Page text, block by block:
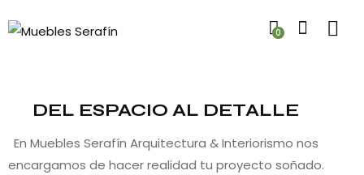
0
DEL ESPACIO AL DETALLE
En Muebles Serafín Arquitectura & Interiorismo nos
encargamos de hacer realidad tu proyecto soñado.